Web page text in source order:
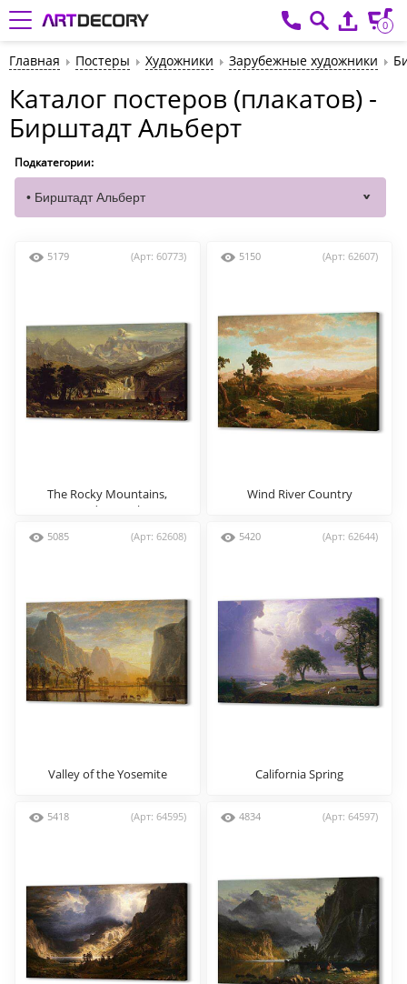
0
Главная Постеры Художники Зарубежные художники
Каталог постеров (плакатов) -
Бирштадт Альберт
Подкатегории:
5179 (Арт: 60773)
The Rocky Mountains,
Landers Peak
5150 (Арт: 62607)
Wind River Country
5085 (Арт: 62608)
Valley of the Yosemite
5420 (Арт: 62644)
California Spring
5418 (Арт: 64595) 4834 (Арт: 64597)